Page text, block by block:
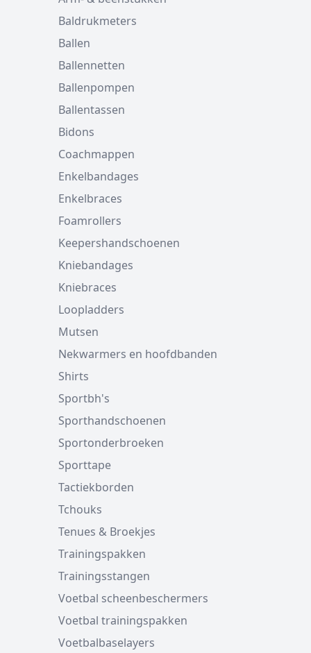
Baldrukmeters
Ballen
Ballennetten
Ballenpompen
Ballentassen
Bidons
Coachmappen
Enkelbandages
Enkelbraces
Foamrollers
Keepershandschoenen
Kniebandages
Kniebraces
Loopladders
Mutsen
Nekwarmers en hoofdbanden
Shirts
Sportbh's
Sporthandschoenen
Sportonderbroeken
Sporttape
Tactiekborden
Tchouks
Tenues & Broekjes
Trainingspakken
Trainingsstangen
Voetbal scheenbeschermers
Voetbal trainingspakken
Voetbalbaselayers